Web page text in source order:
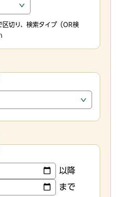
切り、検索タイプ（OR検
以降
まで